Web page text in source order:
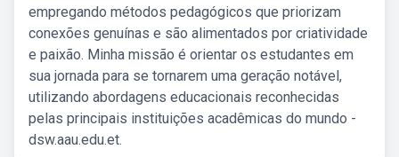
empregando métodos pedagógicos que priorizam
conexões genuínas e são alimentados por criatividade
e paixão. Minha missão é orientar os estudantes em
sua jornada para se tornarem uma geração notável,
utilizando abordagens educacionais reconhecidas
pelas principais instituições acadêmicas do mundo -
dsw.aau.edu.et.